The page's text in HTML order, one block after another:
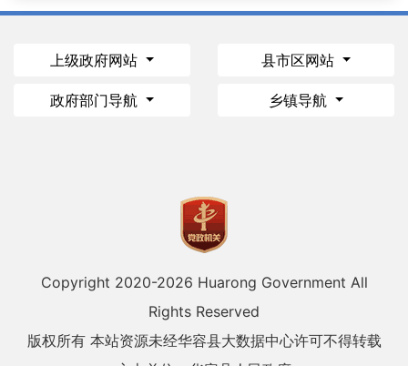
上级政府网站 县市区网站
政府部门导航 乡镇导航
Copyright 2020-2026 Huarong Government All
Rights Reserved
版权所有 本站资源未经华容县大数据中心许可不得转载